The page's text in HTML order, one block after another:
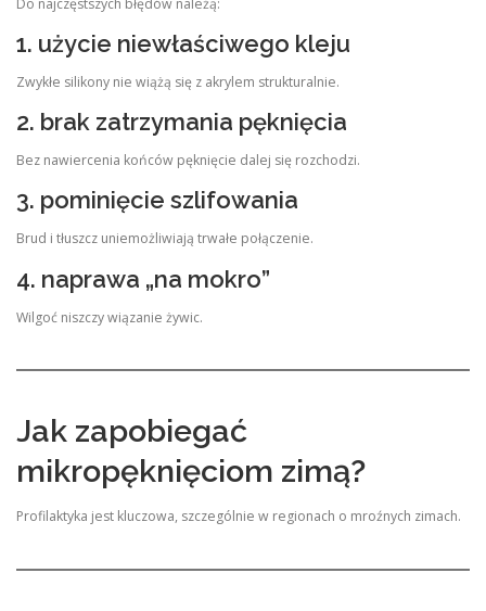
1. użycie niewłaściwego kleju
Zwykłe silikony nie wiążą się z akrylem strukturalnie.
2. brak zatrzymania pęknięcia
Bez nawiercenia końców pęknięcie dalej się rozchodzi.
3. pominięcie szlifowania
Brud i tłuszcz uniemożliwiają trwałe połączenie.
4. naprawa „na mokro”
Wilgoć niszczy wiązanie żywic.
Jak zapobiegać
mikropęknięciom zimą?
Profilaktyka jest kluczowa, szczególnie w regionach o mroźnych zimach.